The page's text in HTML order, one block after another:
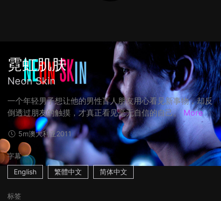
霓虹肌肤
Neon Skin
一个年轻男子想让他的男性盲人朋友用心看见新事物，却反
倒透过朋友的触摸，才真正看见毫无自信的自己。 More
5m澳大利亚2011
字幕
English
繁體中文 简体中文
标签